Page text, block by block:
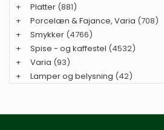
+
Platter (881)
+
Porcelæn & Fajance, Varia (708)
+
Smykker (4766)
+
Spise - og kaffestel (4532)
+
Varia (93)
+
Lamper og belysning (42)